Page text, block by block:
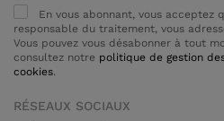
En vous abonnant, vous acceptez
responsable du traitement, vous
Vous pouvez vous désabonner à tout
consultez notre politique de gestion
cookies.
RÉSEAUX SOCIAUX